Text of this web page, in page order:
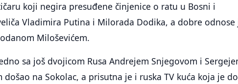
koji negira presuđene činjenice o ratu u Bosni i
Vladimira Putina i Milorada Dodika, a dobre odnose
Miloševićem.
sa još dvojicom Rusa Andrejem Snjegovom i
na Sokolac, a prisutna je i ruska TV kuća koja je